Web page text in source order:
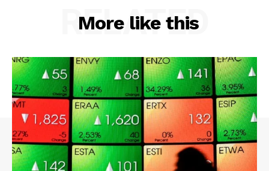
More like this
RELATED